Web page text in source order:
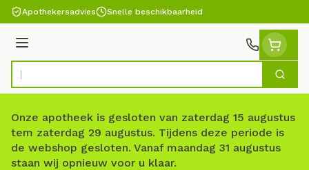
Ga naar de inhoud
Apothekersadvies Snelle beschikbaarheid
Menu
Product, merk, categorie... Zoek
Onze apotheek is gesloten van zaterdag 15 augustus
tem zaterdag 29 augustus. Tijdens deze periode is
de webshop gesloten. Vanaf maandag 31 augustus
staan wij opnieuw voor u klaar.